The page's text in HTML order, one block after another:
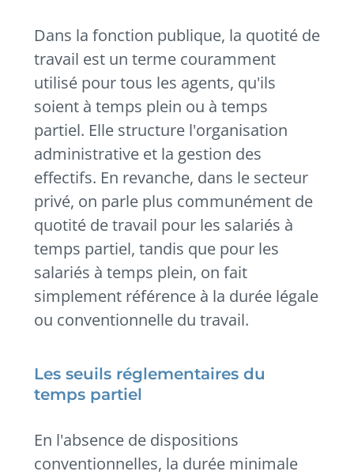
Dans la fonction publique, la quotité de
travail est un terme couramment
utilisé pour tous les agents, qu'ils
soient à temps plein ou à temps
partiel. Elle structure l'organisation
administrative et la gestion des
effectifs. En revanche, dans le secteur
privé, on parle plus communément de
quotité de travail pour les salariés à
temps partiel, tandis que pour les
salariés à temps plein, on fait
simplement référence à la durée légale
ou conventionnelle du travail.
Les seuils réglementaires du
temps partiel
En l'absence de dispositions
conventionnelles, la durée minimale